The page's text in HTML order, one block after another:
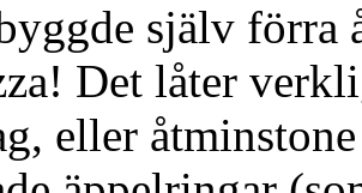
själv förra
Det låter
eller